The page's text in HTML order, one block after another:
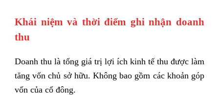
Khái niệm và thời điểm ghi nhận doanh
thu
Doanh thu là tổng giá trị lợi ích kinh tế thu được làm
tăng vốn chủ sở hữu. Không bao gồm các khoản góp
vốn của cổ đông.